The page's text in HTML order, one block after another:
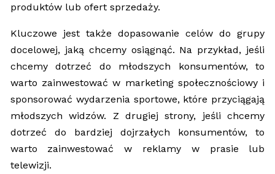
produktów lub ofert sprzedaży.
Kluczowe jest także dopasowanie celów do grupy
docelowej, jaką chcemy osiągnąć. Na przykład, jeśli
chcemy dotrzeć do młodszych konsumentów, to
warto zainwestować w marketing społecznościowy i
sponsorować wydarzenia sportowe, które przyciągają
młodszych widzów. Z drugiej strony, jeśli chcemy
dotrzeć do bardziej dojrzałych konsumentów, to
warto zainwestować w reklamy w prasie lub
telewizji.